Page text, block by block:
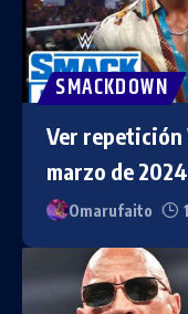
SMACKDOWN
Ver repetición
marzo de
Omarufaito